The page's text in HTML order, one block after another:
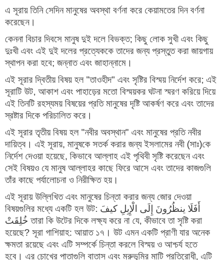
এ সূরায় তিনি সেদিন মানুষের অবস্থা বর্ণনা করে কেয়ামতের দিন বর্ণনা
করেছেন।
কেননা বিচার দিবসে মানুষ দুই দলে বিভক্ত; কিছু লোক সুখী এবং কিছু
দুঃখী এবং এই দুই দলের প্রত্যেককে তাদের জন্য প্রস্তুত করা জায়গায়
স্থাপন করা হবে; জন্নাত এবং জাহান্নামে।
এই সূরার দ্বিতীয় বিষয় হল "তাওহীদ" এবং সৃষ্টির বিস্ময় নির্দেশ করে; এই
সূরাটি উট, আকাশ এবং পাহাড়ের মতো বিস্ময়কর ঘটনা স্মরণ করিয়ে দিয়ে
এই তিনটি রহস্যময় বিষয়ের প্রতি মানুষের দৃষ্টি আকর্ষণ করে এবং তাদের
স্রষ্টার দিকে পরিচালিত করে।
এই সূরার তৃতীয় বিষয় হল "নবীর অবস্থান" এবং মানুষের প্রতি নবীর
দায়িত্ব। এই সূরায়, মানুষকে সতর্ক করার জন্য ইসলামের নবী (সাঃ)কে
নির্দেশ দেওয়া হয়েছে, কিভাবে আল্লাহ এই পৃথিবী সৃষ্টি করেছেন এবং
সেই বিষয়ও যে মানুষ আল্লাহর কাছে ফিরে আসে এবং তাদের কাজগুলি
তাঁর কাছে পর্যালোচনা ও নিরীক্ষিত হয়।
এই সূরায় উল্লিখিত এবং মানুষের চিন্তা করার জন্য জোর দেওয়া
বিষয়গুলির মধ্যে একটি হল উট: أَفَلَا ینظُرُونَ إِلَی الْإِبِلِ کیفَ
خُلِقَتْ তারা কি উটের দিকে লক্ষ্য করে না যে, কীভাবে তা সৃষ্টি করা
হয়েছে? সূরা গাশিয়াহ: আয়াত ১৭। উট এমন একটি প্রাণী যার অনেক
ক্ষমতা রয়েছে এবং এটি সম্পর্কে চিন্তা করলে বিস্ময় ও আশ্চর্য হতে
হবে। এর চোখের পাতাগুলি বাতাস এবং মরুভূমির মাটি প্রতিরোধী, এটি